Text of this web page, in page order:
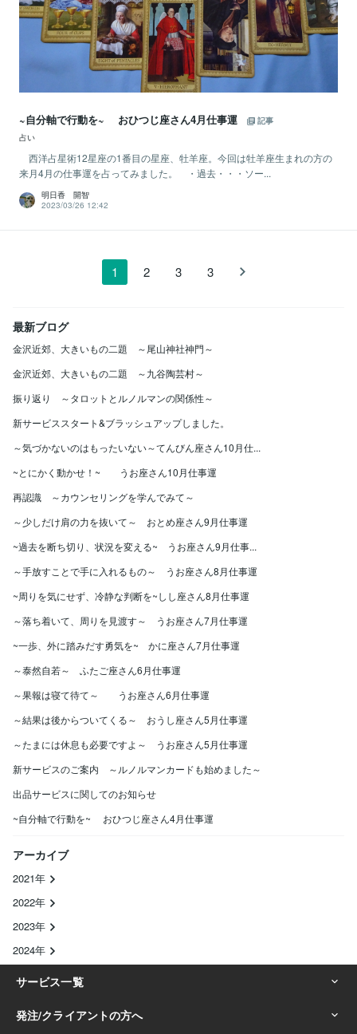
~自分軸で行動を~ おひつじ座さん4月仕事運
記事
占い
西洋占星術12星座の1番目の星座、牡羊座。今回は牡羊座生まれの方の
来月4月の仕事運を占ってみました。 ・過去・・・ソー...
明日香 開智
2023/03/26 12:42
1 2 3 3
最新ブログ
金沢近郊、大きいもの二題 ～尾山神社神門～
金沢近郊、大きいもの二題 ～九谷陶芸村～
振り返り ～タロットとルノルマンの関係性～
新サービススタート&ブラッシュアップしました。
～気づかないのはもったいない～てんびん座さん10月仕...
~とにかく動かせ！~ うお座さん10月仕事運
再認識 ～カウンセリングを学んでみて～
～少しだけ肩の力を抜いて～ おとめ座さん9月仕事運
~過去を断ち切り、状況を変える~ うお座さん9月仕事...
～手放すことで手に入れるもの～ うお座さん8月仕事運
~周りを気にせず、冷静な判断を~しし座さん8月仕事運
～落ち着いて、周りを見渡す～ うお座さん7月仕事運
~一歩、外に踏みだす勇気を~ かに座さん7月仕事運
～泰然自若～ ふたご座さん6月仕事運
～果報は寝て待て～ うお座さん6月仕事運
～結果は後からついてくる～ おうし座さん5月仕事運
～たまには休息も必要ですよ～ うお座さん5月仕事運
新サービスのご案内 ～ルノルマンカードも始めました～
出品サービスに関してのお知らせ
~自分軸で行動を~ おひつじ座さん4月仕事運
アーカイブ
2021年
2022年
2023年
2024年